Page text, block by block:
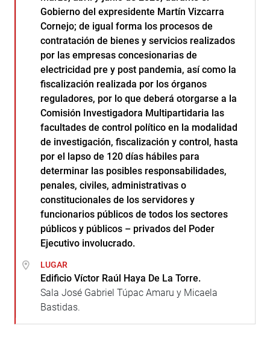
Gobierno del expresidente Martín Vizcarra
Cornejo; de igual forma los procesos de
contratación de bienes y servicios realizados
por las empresas concesionarias de
electricidad pre y post pandemia, así como la
fiscalización realizada por los órganos
reguladores, por lo que deberá otorgarse a la
Comisión Investigadora Multipartidaria las
facultades de control político en la modalidad
de investigación, fiscalización y control, hasta
por el lapso de 120 días hábiles para
determinar las posibles responsabilidades,
penales, civiles, administrativas o
constitucionales de los servidores y
funcionarios públicos de todos los sectores
públicos y públicos – privados del Poder
Ejecutivo involucrado.
LUGAR
Edificio Víctor Raúl Haya De La Torre.
Sala José Gabriel Túpac Amaru y Micaela
Bastidas.